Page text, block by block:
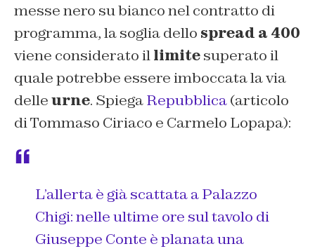
messe nero su bianco nel contratto di
programma, la soglia dello spread a 400
viene considerato illimitesuperato il
quale potrebbe essere imboccata la via
delleurne. SpiegaRepubblica(articolo
di Tommaso Ciriaco e Carmelo Lopapa):
L’allerta è già scattata a Palazzo
Chigi: nelle ultime ore sul tavolo di
Giuseppe Conte è planata una